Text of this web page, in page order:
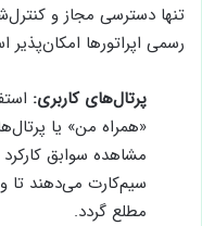
تنها دسترسی مجاز و
رسمی اپراتورها امکان‌پذیر
پرتال‌های کاربری:
«همراه من» یا
مشاهده سوابق
سیم‌کارت می‌دهند تا
مطلع گردد.